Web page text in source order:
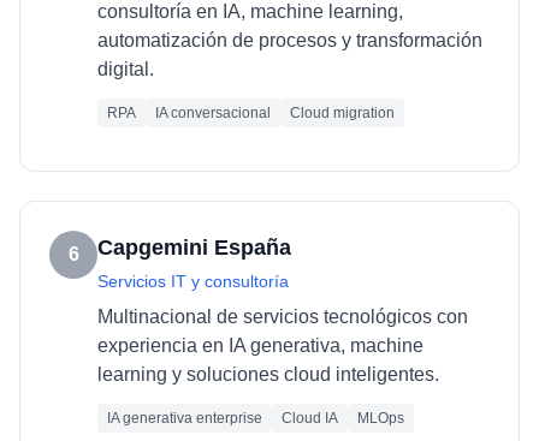
consultoría en IA, machine learning,
automatización de procesos y transformación
digital.
RPA IA conversacional Cloud migration
6 Capgemini España
Servicios IT y consultoría
Multinacional de servicios tecnológicos con
experiencia en IA generativa, machine
learning y soluciones cloud inteligentes.
IA generativa enterprise Cloud IA MLOps